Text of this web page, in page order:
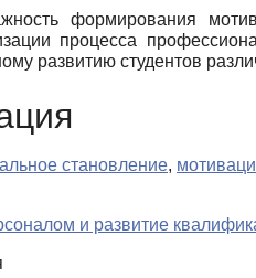
формирования
процесса
развитию студентов
становление,
и развитие